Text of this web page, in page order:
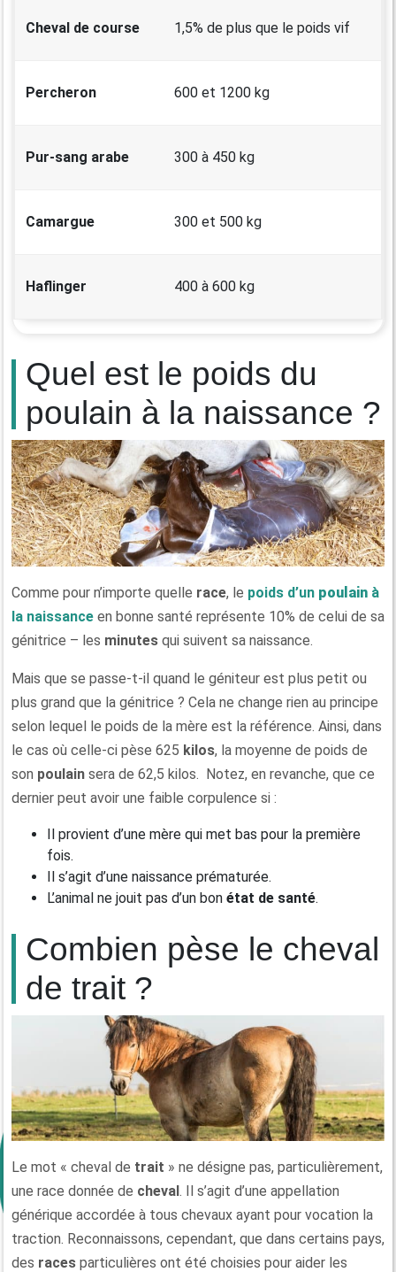
Cheval de course 1,5% de plus que le poids vif
Percheron 600 et 1200 kg
Pur-sang arabe 300 à 450 kg
Camargue 300 et 500 kg
Haflinger 400 à 600 kg
Quel est le poids du
poulain à la naissance ?
Comme pour n’importe quelle race, le poids d’un poulain à
la naissance en bonne santé représente 10% de celui de sa
génitrice – les minutes qui suivent sa naissance.
Mais que se passe-t-il quand le géniteur est plus petit ou
plus grand que la génitrice ? Cela ne change rien au principe
selon lequel le poids de la mère est la référence. Ainsi, dans
le cas où celle-ci pèse 625 kilos, la moyenne de poids de
son poulain sera de 62,5 kilos. Notez, en revanche, que ce
dernier peut avoir une faible corpulence si :
Il provient d’une mère qui met bas pour la première
fois.
Il s’agit d’une naissance prématurée.
L’animal ne jouit pas d’un bon état de santé.
Combien pèse le cheval
de trait ?
Le mot « cheval de trait » ne désigne pas, particulièrement,
une race donnée de cheval. Il s’agit d’une appellation
générique accordée à tous chevaux ayant pour vocation la
traction. Reconnaissons, cependant, que dans certains pays,
des races particulières ont été choisies pour aider les